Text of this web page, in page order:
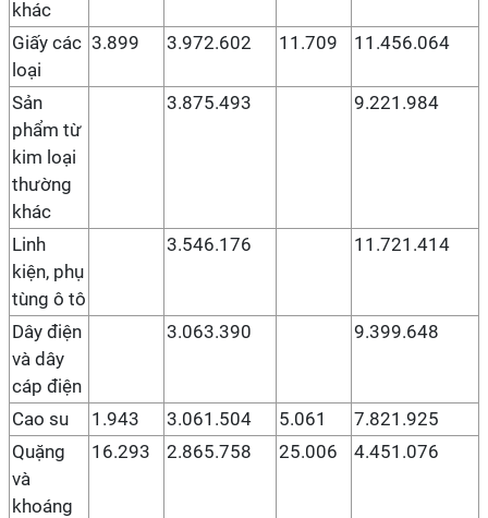
khác
Giấy các
loại
3.899 3.972.602 11.709 11.456.064
Sản
phẩm từ
kim loại
thường
khác
3.875.493 9.221.984
Linh
kiện, phụ
tùng ô tô
3.546.176 11.721.414
Dây điện
và dây
cáp điện
3.063.390 9.399.648
Cao su 1.943 3.061.504 5.061
7.821.925
Quặng
và
khoáng
16.293 2.865.758 25.006 4.451.076